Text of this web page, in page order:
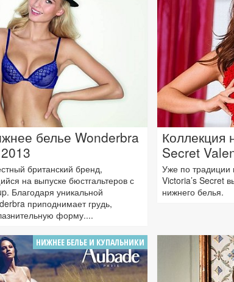
белье Wonderbra
британский бренд,
на выпуске бюстгальтеров с
Благодаря уникальной
приподнимает грудь,
форму....
Коллекция
Secret
Уже по традиции
Victoria’s Secret
нижнего белья.
НИЖНЕЕ БЕЛЬЕ И КУПАЛЬНИКИ